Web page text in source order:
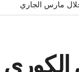
مارس الجاري